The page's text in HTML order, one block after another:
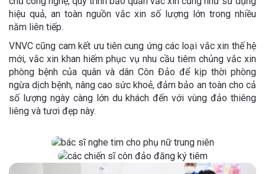
hiệu quả, an toàn nguồn vắc xin số lượng lớn trong nhiều
năm liên tiếp.
VNVC cũng cam kết ưu tiên cung ứng các loại vắc xin thế hệ
mới, vắc xin khan hiếm phục vụ nhu cầu tiêm chủng vắc xin
phòng bệnh của quân và dân Côn Đảo để kịp thời phòng
ngừa dịch bệnh, nâng cao sức khoẻ, đảm bảo an toàn cho cả
số lượng ngày càng lớn du khách đến với vùng đảo thiêng
liêng và tươi đẹp này.